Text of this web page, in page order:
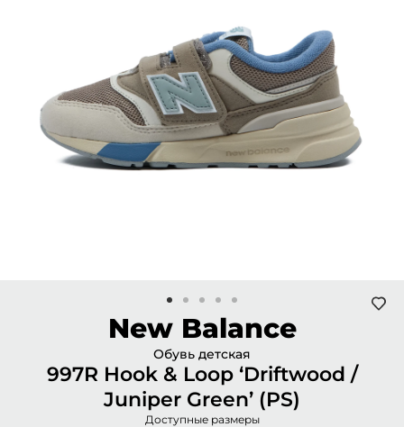
New Balance
Обувь детская
997R Hook & Loop ‘Driftwood /
Juniper Green’ (PS)
Доступные размеры